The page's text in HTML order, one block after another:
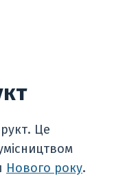
Це
Нового року.